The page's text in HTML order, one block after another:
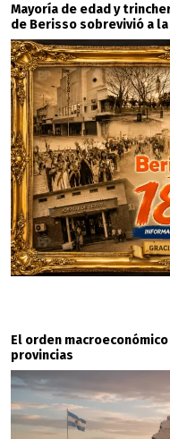
Mayoría de edad y
de Berisso sobrevivió a
El orden
provincias